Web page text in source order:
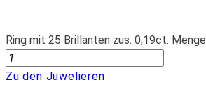
Ring mit 25 Brillanten zus. 0,19ct. Menge
Zu den Juwelieren